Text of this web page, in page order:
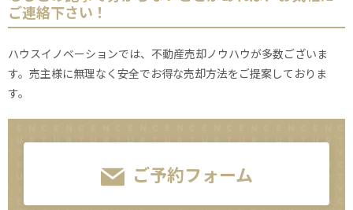
ご連絡下さい！
ハウスイノベーションでは、不動産売却ノウハウが多数ございま
す。売主様に無理なく安全でお得な売却方法をご提案しておりま
す。
ご予約フォーム